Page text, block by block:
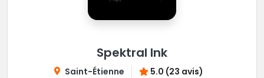
Spektral Ink
Saint-Étienne 5.0 (23 avis)